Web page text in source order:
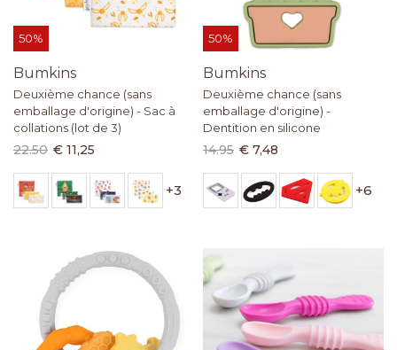
50%
Bumkins
Deuxième chance (sans
emballage d'origine) - Sac à
collations (lot de 3)
22.50 € 11,25
+3
50%
Bumkins
Deuxième chance (sans
emballage d'origine) -
Dentition en silicone
14.95 € 7,48
+6